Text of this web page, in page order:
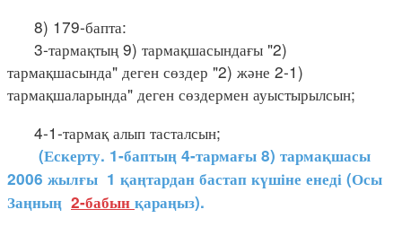
8) 179-бапта:
3-тармақтың 9) тармақшасындағы "2)
тармақшасында" деген сөздер "2) және 2-1)
тармақшаларында" деген сөздермен ауыстырылсын;
4-1-тармақ алып тасталсын;
(Ескерту. 1-баптың 4-тармағы 8) тармақшасы
2006 жылғы 1 қаңтардан бастап күшіне енеді (Осы
Заңның 2-бабын қараңыз).